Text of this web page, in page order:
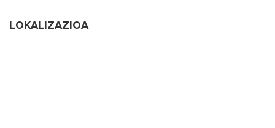
LOKALIZAZIOA